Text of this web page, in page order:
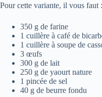
Pour cette variante, il vous faut :
350 g de farine
1 cuillère à café de
1 cuillère à soupe de
3 œufs
300 g de lait
250 g de yaourt nature
1 pincée de sel
40 g de beurre fondu